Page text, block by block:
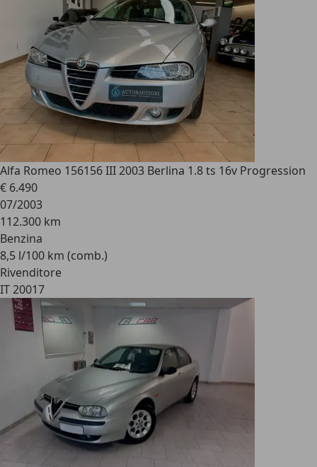
Alfa Romeo 156156 III 2003 Berlina 1.8 ts 16v Progression
€ 6.490
07/2003
112.300 km
Benzina
8,5 l/100 km (comb.)
Rivenditore
IT 20017